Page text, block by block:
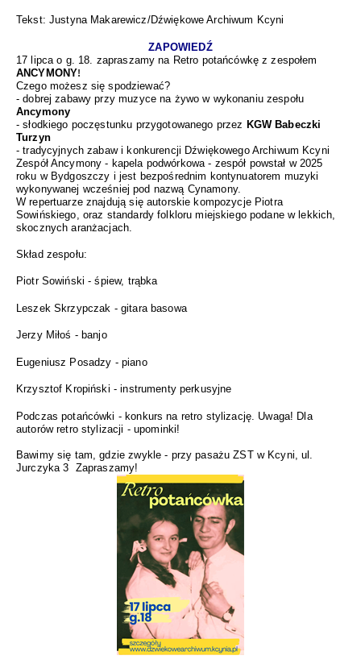
Tekst: Justyna Makarewicz/Dźwiękowe Archiwum Kcyni
ZAPOWIEDŹ
17 lipca o g. 18. zapraszamy na Retro potańcówkę z zespołem
ANCYMONY!
Czego możesz się spodziewać?
- dobrej zabawy przy muzyce na żywo w wykonaniu zespołu
Ancymony
- słodkiego poczęstunku przygotowanego przez KGW Babeczki
Turzyn
- tradycyjnych zabaw i konkurencji Dźwiękowego Archiwum Kcyni
Zespół Ancymony- kapela podwórkowa - zespół powstał w 2025
roku w Bydgoszczy i jest bezpośrednim kontynuatorem muzyki
wykonywanej wcześniej pod nazwą Cynamony.
W repertuarze znajdują się autorskie kompozycje Piotra
Sowińskiego, oraz standardy folkloru miejskiego podane w lekkich,
skocznych aranżacjach.
Skład zespołu:
Piotr Sowiński - śpiew, trąbka
Leszek Skrzypczak - gitara basowa
Jerzy Miłoś - banjo
Eugeniusz Posadzy - piano
Krzysztof Kropiński - instrumenty perkusyjne
Podczas potańcówki - konkurs na retro stylizację. Uwaga! Dla
autorów retro stylizacji - upominki!
Bawimy się tam, gdzie zwykle - przy pasażu ZST w Kcyni, ul.
Jurczyka 3 Zapraszamy!